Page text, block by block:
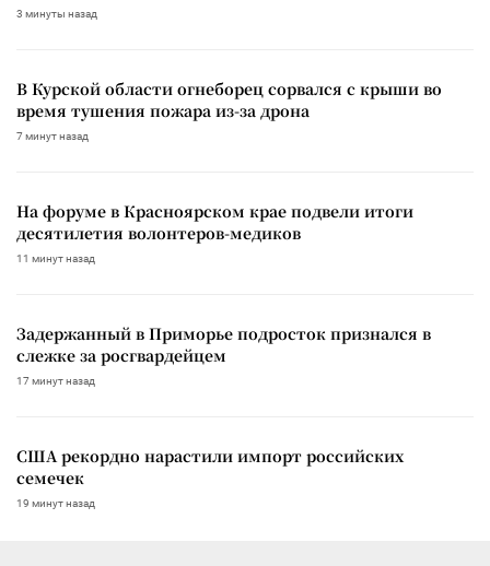
3 минуты назад
В Курской области огнеборец сорвался с крыши во
время тушения пожара из-за дрона
7 минут назад
На форуме в Красноярском крае подвели итоги
десятилетия волонтеров-медиков
11 минут назад
Задержанный в Приморье подросток признался в
слежке за росгвардейцем
17 минут назад
США рекордно нарастили импорт российских
семечек
19 минут назад